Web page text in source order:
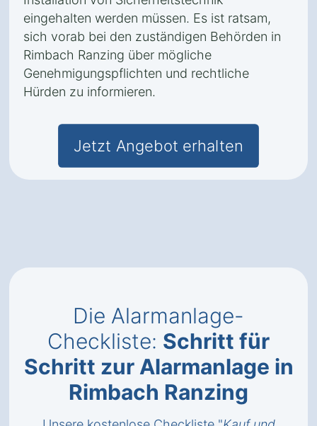
eingehalten werden müssen. Es ist ratsam,
sich vorab bei den zuständigen Behörden in
Rimbach Ranzing über mögliche
Genehmigungspflichten und rechtliche
Hürden zu informieren.
Jetzt Angebot erhalten
Die Alarmanlage-
Checkliste: Schritt für
Schritt zur Alarmanlage in
Rimbach Ranzing